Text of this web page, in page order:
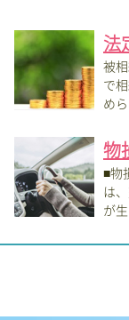
法
被
で
め
物
■物
は
が